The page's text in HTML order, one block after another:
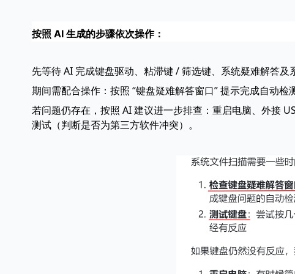
按照 AI 生成的步骤依次操作：
先等待 AI 完成键盘驱动、粘滞键 / 筛选键、系统疑难解答及
期间需配合操作：按照 “键盘疑难解答窗口” 提示完成自动
若问题仍存在，按照 AI 建议进一步排查：重启电脑、外接
测试（判断是否为第三方软件冲突）。